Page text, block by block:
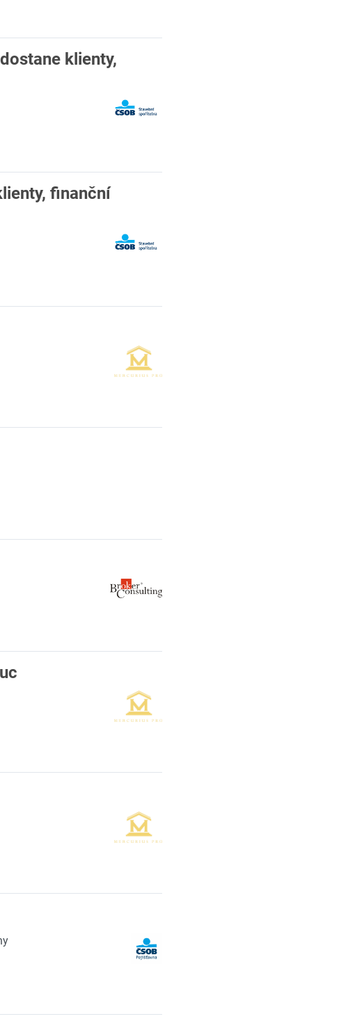
klienty,
finanční